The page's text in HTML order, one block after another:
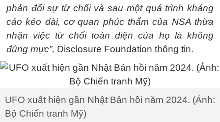
phản đối sự từ chối và sau một quá trình kháng
cáo kéo dài, cơ quan phúc thẩm của NSA thừa
nhận việc từ chối toàn diện của họ là không
đúng mực”, Disclosure Foundation thông tin.
UFO xuất hiện gần Nhật Bản hồi năm 2024. (Ảnh:
Bộ Chiến tranh Mỹ)